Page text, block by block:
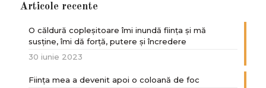
Articole recente
O căldură copleșitoare îmi inundă ființa și mă
susține, îmi dă forță, putere și încredere
30 iunie 2023
Ființa mea a devenit apoi o coloană de foc